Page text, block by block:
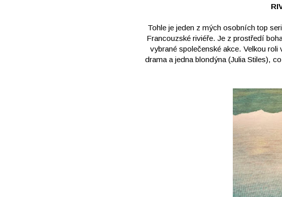
Tohle je jeden z mých osobních top
Francouzské riviéře. Je z prostředí
vybrané společenské akce. Velkou
drama a jedna blondýna (Julia Stiles),